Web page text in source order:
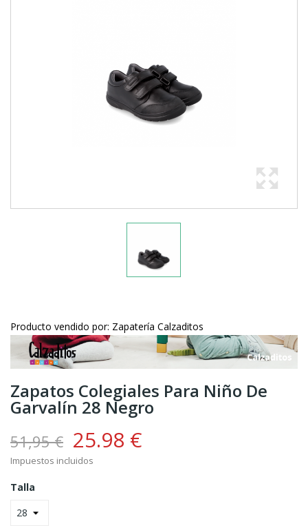
Producto vendido por: Zapatería Calzaditos
Zapatos Colegiales Para Niño De
Garvalín 28 Negro
51,95 € 25.98 €
Impuestos incluidos
Talla